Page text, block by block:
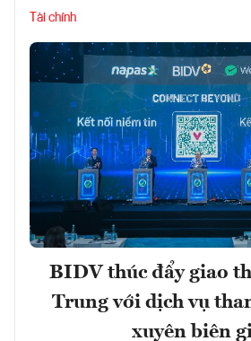
Tài chính
BIDV thúc đẩy giao
Trung với dịch vụ
xuyên biên